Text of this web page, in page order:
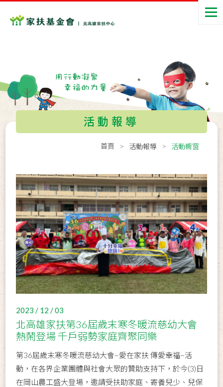
活動報導
首頁 活動報導 活動櫥窗
2023 / 12 / 03
北高雄家扶第36屆歲末寒冬暖流慈幼大會
熱鬧登場 千戶弱勢家庭齊聚同樂
第36屆歲末寒冬暖流慈幼大會~愛在家扶 傳愛幸福~活
動，在各界企業團體與社會大眾的贊助支持下，於今(3)日
在岡山農工盛大登場，邀請受扶助家庭、寄養兒少、兒保